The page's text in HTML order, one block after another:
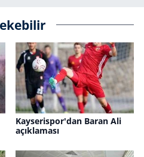
Kayserispor'dan Baran Ali
açıklaması